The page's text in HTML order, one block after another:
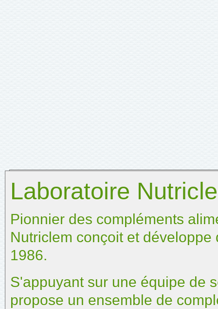
Laboratoire
Pionnier des compléments
Nutriclem conçoit et
1986.
S'appuyant sur une équipe de
propose un ensemble de